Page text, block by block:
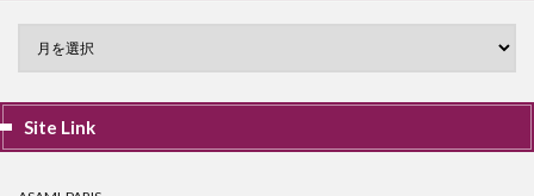
Site Link